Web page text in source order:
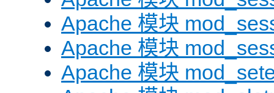
Apache 模块
Apache 模块
Apache 模块